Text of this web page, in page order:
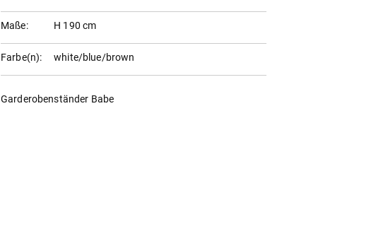
Maße: H 190 cm
Farbe(n): white/blue/brown
Garderobenständer Babe